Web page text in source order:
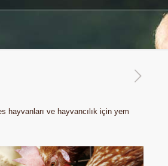
hayvanları ve hayvancılık için yem